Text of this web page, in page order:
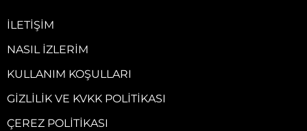
İLETIŞIM
NASIL İZLERIM
KULLANIM KOŞULLARI
GIZLILIK VE KVKK POLITIKASI
ÇEREZ POLITIKASI